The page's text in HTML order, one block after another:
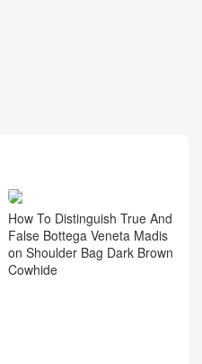
How To Distinguish True And
False Bottega Veneta Madis
on Shoulder Bag Dark Brown
Cowhide